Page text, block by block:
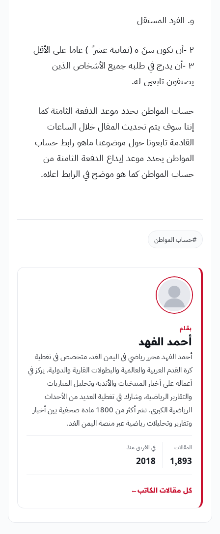
و. الفرد المستقل
٢ -أن تكون سنّ ه (ثمانية عشر ً ) عاما على الأقل
٣ -أن يدرج في طلبه جميع الأشخاص الذين
يصنفون تابعين له.
حساب المواطن يحدد موعد الدفعة الثامنة كما
إننا سوف يتم تحديث المقال خلال الساعات
القادمة تابعونا حول موضوعنا ماهو رابط حساب
المواطن يحدد موعد إيداع الدفعة الثامنة من
حساب المواطن كما هو موضح في الرابط اعلاه.
#حساب المواطن
بقلم
أحمد الفهد
أحمد الفهد محرر رياضي في اليمن الغد، متخصص في تغطية
كرة القدم العربية والعالمية والبطولات القارية والدولية. يركز في
أعماله على أخبار المنتخبات والأندية وتحليل المباريات
والتقارير الرياضية، وشارك في تغطية العديد من الأحداث
الرياضية الكبرى. نشر أكثر من 1800 مادة صحفية بين أخبار
وتقارير وتحليلات رياضية عبر منصة اليمن الغد.
المقالات
1٬893
في الفريق منذ
2018
كل مقالات الكاتب←